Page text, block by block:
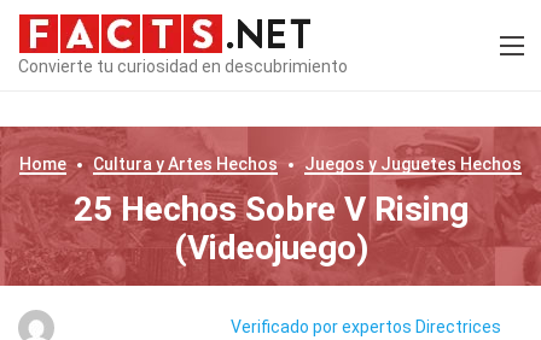
Convierte tu curiosidad en descubrimiento
Home Cultura y Artes Hechos Juegos y Juguetes Hechos
25 Hechos Sobre V Rising
(Videojuego)
Verificado por expertos Directrices